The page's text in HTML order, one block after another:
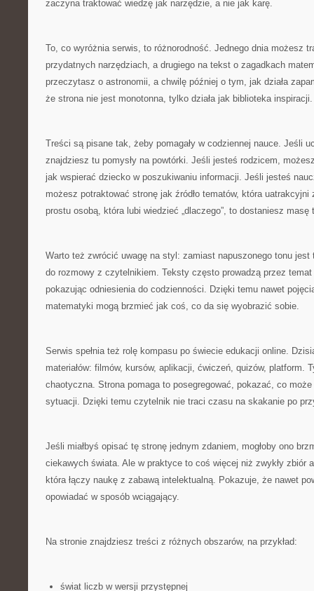
zaczyna traktować wiedzę jak narzędzie, a nie jak karę.
To, co wyróżnia serwis, to różnorodność. Jednego dnia możesz
przydatnych narzędziach, a drugiego na tekst o zagadkach
przeczytasz o astronomii, a chwilę później o tym, jak działa
że strona nie jest monotonna, tylko działa jak biblioteka inspiracji.
Treści są pisane tak, żeby pomagały w codziennej nauce. Jeśli
znajdziesz tu pomysły na powtórki. Jeśli jesteś rodzicem,
jak wspierać dziecko w poszukiwaniu informacji. Jeśli jesteś
możesz potraktować stronę jak źródło tematów, która
prostu osobą, która lubi wiedzieć „dlaczego”, to dostaniesz masę
Warto też zwrócić uwagę na styl: zamiast napuszonego tonu jest
do rozmowy z czytelnikiem. Teksty często prowadzą przez
pokazując odniesienia do codzienności. Dzięki temu nawet
matematyki mogą brzmieć jak coś, co da się wyobrazić sobie.
Serwis spełnia też rolę kompasu po świecie edukacji online.
materiałów: filmów, kursów, aplikacji, ćwiczeń, quizów, platform.
chaotyczna. Strona pomaga to posegregować, pokazać, co
sytuacji. Dzięki temu czytelnik nie traci czasu na skakanie po
Jeśli miałbyś opisać tę stronę jednym zdaniem, mogłoby ono
ciekawych świata. Ale w praktyce to coś więcej niż zwykły zbiór
która łączy naukę z zabawą intelektualną. Pokazuje, że nawet
opowiadać w sposób wciągający.
Na stronie znajdziesz treści z różnych obszarów, na przykład:
świat liczb w wersji przystępnej